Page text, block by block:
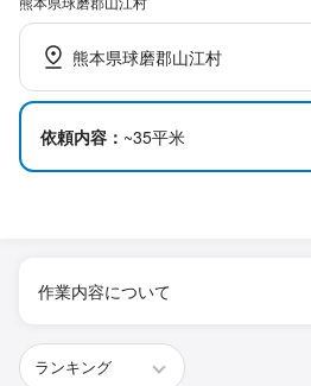
熊本県球磨郡山江村
依頼内容： ~35平米
作業内容について